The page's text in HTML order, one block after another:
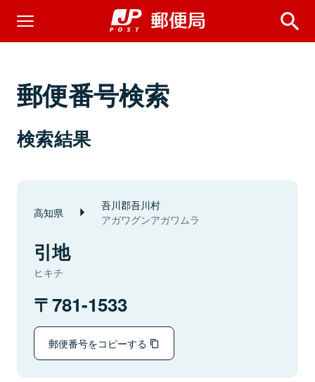
郵便番号検索
検索結果
高知県 吾川郡吾川村
アガワグンアガワムラ
引地
ヒキチ
781-1533
郵便番号をコピーする